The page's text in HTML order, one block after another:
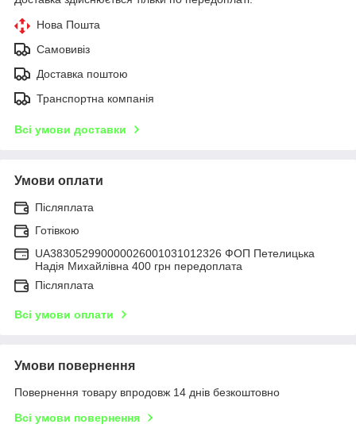
Нова Пошта
Самовивіз
Доставка поштою
Транспортна компанія
Всі умови доставки
Умови оплати
Післяплата
Готівкою
UA383052990000026001031012326 ФОП Петелицька
Надія Михайлівна 400 грн передоплата
Післяплата
Всі умови оплати
Умови повернення
Повернення товару впродовж 14 днів безкоштовно
Всі умови повернення